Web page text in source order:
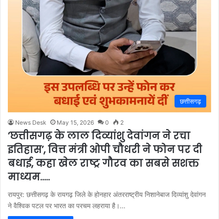
छत्तीसगढ़
News Desk May 15, 2026 0 2
’छत्तीसगढ़ के लाल दिव्यांशु देवांगन ने रचा
इतिहास’, वित्त मंत्री ओपी चौधरी ने फोन पर दी
बधाई, कहा खेल राष्ट्र गौरव का सबसे सशक्त
माध्यम…..
रायपुर: छत्तीसगढ़ के रायगढ़ जिले के होनहार अंतरराष्ट्रीय निशानेबाज दिव्यांशु देवांगन
ने वैश्विक पटल पर भारत का परचम लहराया है।…